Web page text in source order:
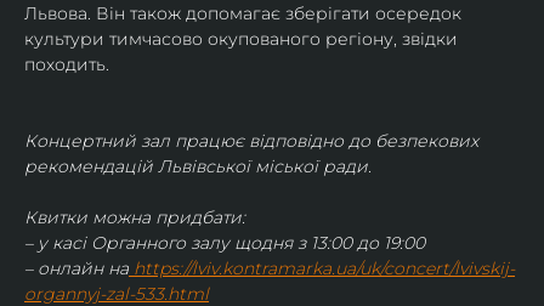
Львова. Він також допомагає зберігати осередок
культури тимчасово окупованого регіону, звідки
походить.
Концертний зал працює відповідно до безпекових
рекомендацій Львівської міської ради.
Квитки можна придбати:
– у касі Органного залу щодня з 13:00 до 19:00
– онлайн на https://lviv.kontramarka.ua/uk/concert/lvivskij-
organnyj-zal-533.html